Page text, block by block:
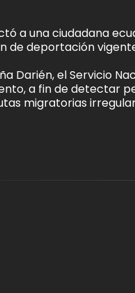
a una ciudadana
de deportación
Darién, el Servicio
a fin de detectar
migratorias